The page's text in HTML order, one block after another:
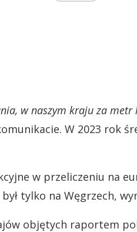
w naszym kraju za metr
W 2023 rok
w przeliczeniu na
tylko na Węgrzech,
objętych raportem